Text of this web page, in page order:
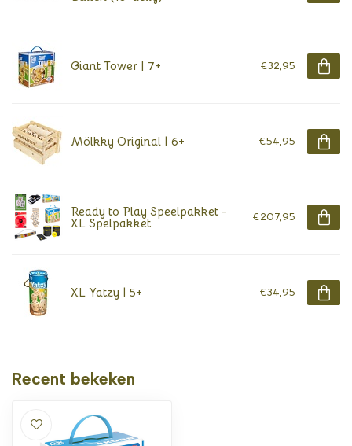
Giant Tower | 7+ €32,95
Mölkky Original | 6+ €54,95
Ready to Play Speelpakket -
XL Spelpakket €207,95
XL Yatzy | 5+ €34,95
Recent bekeken